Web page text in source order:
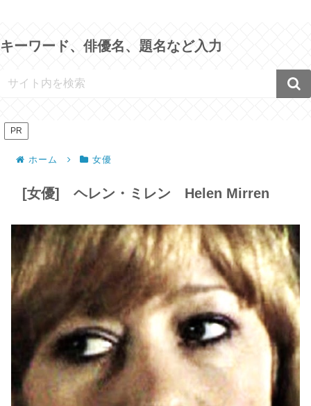
キーワード、俳優名、題名など入力
PR
ホーム 女優
[女優] ヘレン・ミレン Helen Mirren